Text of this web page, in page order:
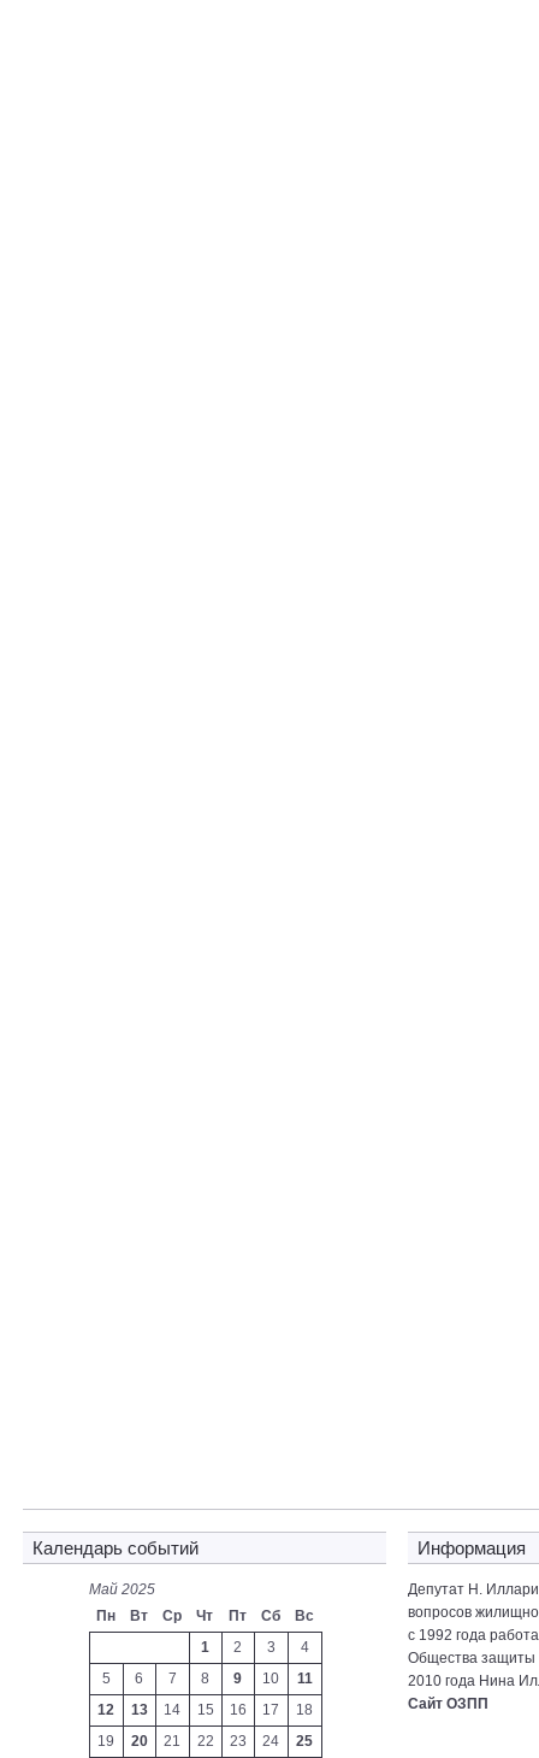
Календарь событий
Май 2025
Пн
Вт Ср Чт Пт Сб
Вс
1
2 3
4
5
6 7 8 9 10
11
12
13 14 15 16 17
18
19
20 21 22 23 24 25
Информация
Депутат Н.
вопросов
с 1992 года
Общества защиты
2010 года Нина
Сайт ОЗПП